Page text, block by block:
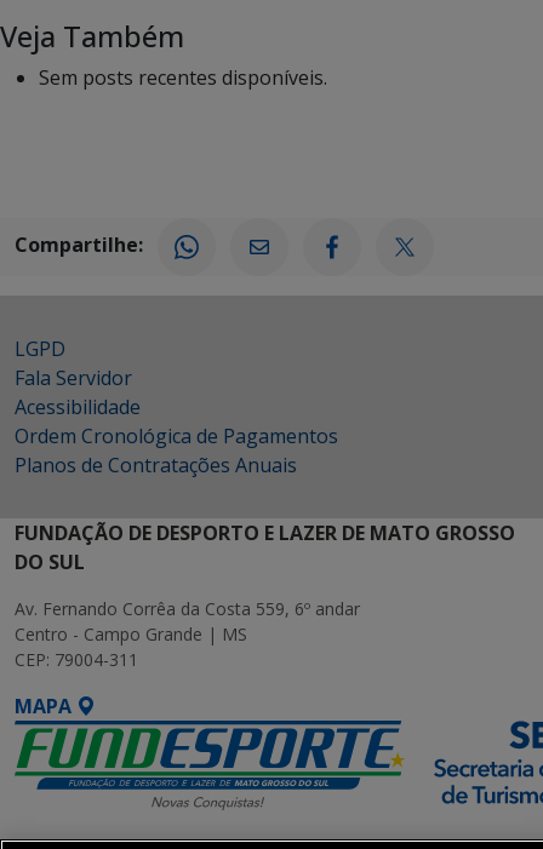
Veja Também
Sem posts recentes disponíveis.
Compartilhe:
LGPD
Fala Servidor
Acessibilidade
Ordem Cronológica de Pagamentos
Planos de Contratações Anuais
FUNDAÇÃO DE DESPORTO E LAZER DE MATO GROSSO
DO SUL
Av. Fernando Corrêa da Costa 559, 6º andar
Centro - Campo Grande | MS
CEP: 79004-311
MAPA